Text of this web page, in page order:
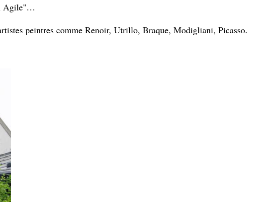
Agile"…
peintres comme Renoir, Utrillo, Braque, Modigliani, Picasso.